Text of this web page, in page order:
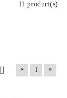
11 product(s)
« 1 »